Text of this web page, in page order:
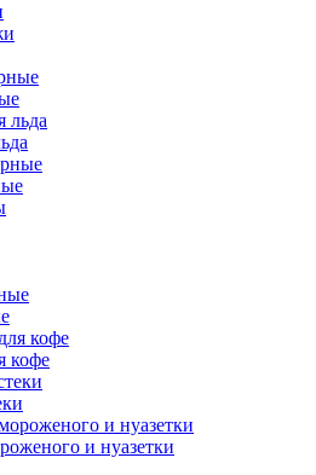
кофе
и нуазетки